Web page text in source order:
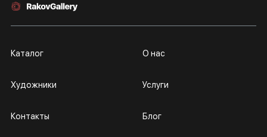
Каталог
Художники
Контакты
О нас
Услуги
Блог